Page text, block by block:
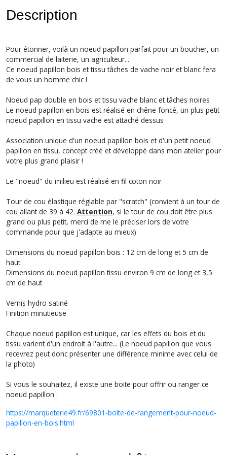
Description
Pour étonner, voilà un noeud papillon parfait pour un boucher, un
commercial de laiterie, un agriculteur...
Ce noeud papillon bois et tissu tâches de vache noir et blanc fera
de vous un homme chic !
Noeud pap double en bois et tissu vache blanc et tâches noires
Le noeud papillon en bois est réalisé en chêne foncé, un plus petit
noeud papillon en tissu vache est attaché dessus
Association unique d'un noeud papillon bois et d'un petit noeud
papillon en tissu, concept créé et développé dans mon atelier pour
votre plus grand plaisir !
Le "noeud" du milieu est réalisé en fil coton noir
Tour de cou élastique réglable par "scratch" (convient à un tour de
cou allant de 39 à 42. Attention, si le tour de cou doit être plus
grand ou plus petit, merci de me le préciser lors de votre
commande pour que j'adapte au mieux)
Dimensions du noeud papillon bois : 12 cm de long et 5 cm de
haut
Dimensions du noeud papillon tissu environ 9 cm de long et 3,5
cm de haut
Vernis hydro satiné
Finition minutieuse
Chaque noeud papillon est unique, car les effets du bois et du
tissu varient d'un endroit à l'autre... (Le noeud papillon que vous
recevrez peut donc présenter une différence minime avec celui de
la photo)
Si vous le souhaitez, il existe une boite pour offrir ou ranger ce
noeud papillon :
https://marqueterie49.fr/69801-boite-de-rangement-pour-noeud-
papillon-en-bois.html